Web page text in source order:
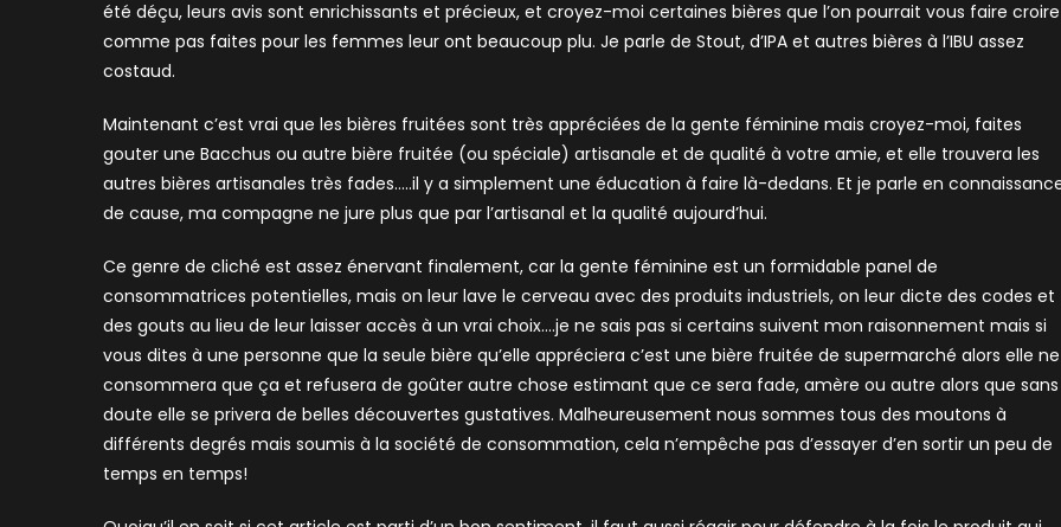
été déçu, leurs avis sont enrichissants et précieux, et croyez-moi certaines bières que l’on pourrait vous faire croire
comme pas faites pour les femmes leur ont beaucoup plu. Je parle de Stout, d’IPA et autres bières à l’IBU assez
costaud.
Maintenant c’est vrai que les bières fruitées sont très appréciées de la gente féminine mais croyez-moi, faites
gouter une Bacchus ou autre bière fruitée (ou spéciale) artisanale et de qualité à votre amie, et elle trouvera les
autres bières artisanales très fades…..il y a simplement une éducation à faire là-dedans. Et je parle en
de cause, ma compagne ne jure plus que par l’artisanal et la qualité aujourd’hui.
Ce genre de cliché est assez énervant finalement, car la gente féminine est un formidable panel de
consommatrices potentielles, mais on leur lave le cerveau avec des produits industriels, on leur dicte des codes et
des gouts au lieu de leur laisser accès à un vrai choix….je ne sais pas si certains suivent mon raisonnement mais si
vous dites à une personne que la seule bière qu’elle appréciera c’est une bière fruitée de supermarché alors elle ne
consommera que ça et refusera de goûter autre chose estimant que ce sera fade, amère ou autre alors que sans
doute elle se privera de belles découvertes gustatives. Malheureusement nous sommes tous des moutons à
différents degrés mais soumis à la société de consommation, cela n’empêche pas d’essayer d’en sortir un peu de
temps en temps!